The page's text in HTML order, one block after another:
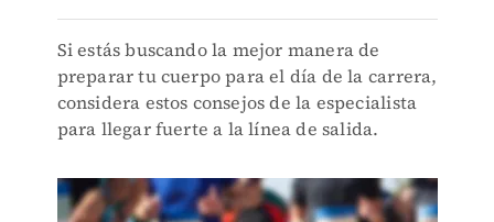
Si estás buscando la mejor manera de
preparar tu cuerpo para el día de la carrera,
considera estos consejos de la especialista
para llegar fuerte a la línea de salida.